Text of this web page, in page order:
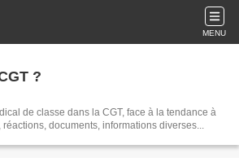
MENU
?
de classe dans la CGT, face à la tendance à
réactions, documents, informations diverses...